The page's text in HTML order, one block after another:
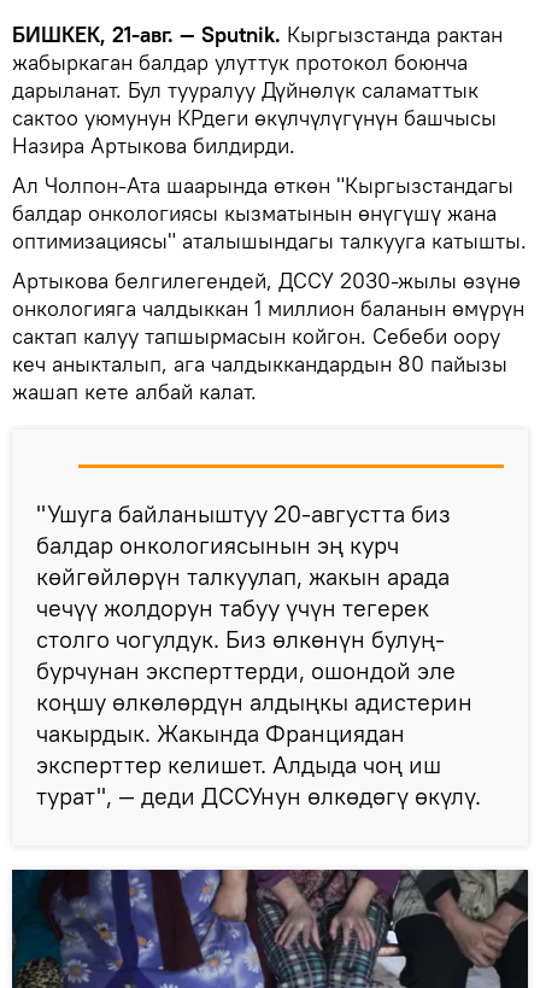
БИШКЕК, 21-авг. — Sputnik. Кыргызстанда рактан
жабыркаган балдар улуттук протокол боюнча
дарыланат. Бул тууралуу Дүйнөлүк саламаттык
сактоо уюмунун КРдеги өкүлчүлүгүнүн башчысы
Назира Артыкова билдирди.
Ал Чолпон-Ата шаарында өткөн "Кыргызстандагы
балдар онкологиясы кызматынын өнүгүшү жана
оптимизациясы" аталышындагы талкууга катышты.
Артыкова белгилегендей, ДССУ 2030-жылы өзүнө
онкологияга чалдыккан 1 миллион баланын өмүрүн
сактап калуу тапшырмасын койгон. Себеби оору
кеч аныкталып, ага чалдыккандардын 80 пайызы
жашап кете албай калат.
"Ушуга байланыштуу 20-августта биз
балдар онкологиясынын эң курч
көйгөйлөрүн талкуулап, жакын арада
чечүү жолдорун табуу үчүн тегерек
столго чогулдук. Биз өлкөнүн булуң-
бурчунан эксперттерди, ошондой эле
коңшу өлкөлөрдүн алдыңкы адистерин
чакырдык. Жакында Франциядан
эксперттер келишет. Алдыда чоң иш
турат", — деди ДССУнун өлкөдөгү өкүлү.